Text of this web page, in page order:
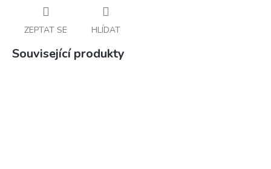
ZEPTAT SE HLÍDAT
Související produkty